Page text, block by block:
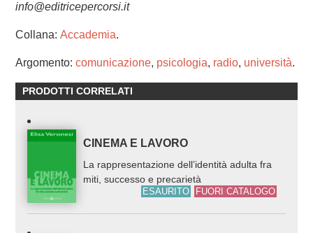
info@editricepercorsi.it
Collana: Accademia.
Argomento: comunicazione, psicologia, radio, università.
PRODOTTI CORRELATI
CINEMA E LAVORO
La rappresentazione dell’identità adulta fra
miti, successo e precarietà
ESAURITO FUORI CATALOGO